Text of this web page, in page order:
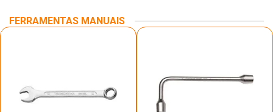
FERRAMENTAS MANUAIS